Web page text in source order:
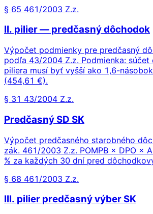
§ 65 461/2003 Z.z.
II. pilier — predčasný dôchodok
Výpočet podmienky pre predčasný
podľa 43/2004 Z.z. Podmienka: súčet
piliera musí byť vyšší ako 1,6-
(454,61 €).
§ 31 43/2004 Z.z.
Predčasný SD SK
Výpočet predčasného starobného
zák. 461/2003 Z.z. POMPB × DPO ×
% za každých 30 dní pred
§ 68 461/2003 Z.z.
III. pilier predčasný výber SK